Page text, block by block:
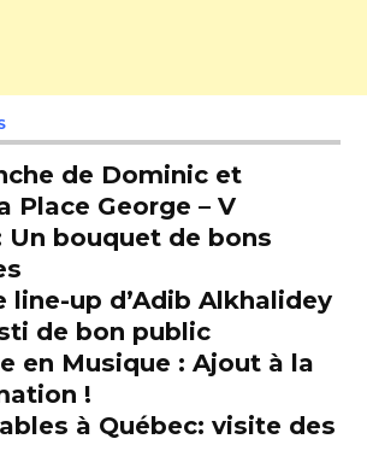
de Dominic et
Place George – V
Un bouquet de bons
line-up d’Adib Alkhalidey
de bon public
en Musique : Ajout à la
!
à Québec: visite des